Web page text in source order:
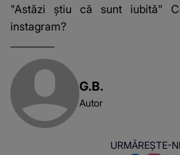
"Astăzi știu că sunt iubită"
instagram?
G.B.
Autor
URMĂREȘTE-